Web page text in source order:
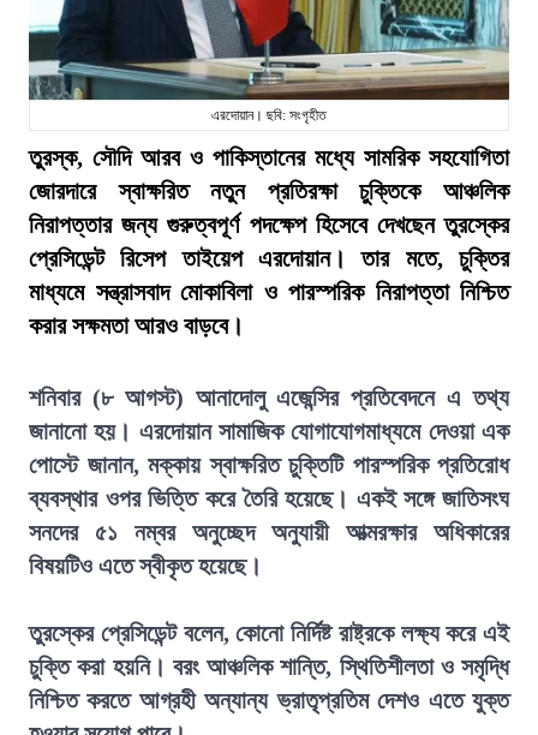
এরদোয়ান। ছবি: সংগৃহীত
তুরস্ক, সৌদি আরব ও পাকিস্তানের মধ্যে সামরিক সহযোগিতা
জোরদারে স্বাক্ষরিত নতুন প্রতিরক্ষা চুক্তিকে আঞ্চলিক
নিরাপত্তার জন্য গুরুত্বপূর্ণ পদক্ষেপ হিসেবে দেখছেন তুরস্কের
প্রেসিডেন্ট রিসেপ তাইয়েপ এরদোয়ান। তার মতে, চুক্তির
মাধ্যমে সন্ত্রাসবাদ মোকাবিলা ও পারস্পরিক নিরাপত্তা নিশ্চিত
করার সক্ষমতা আরও বাড়বে।
শনিবার (৮ আগস্ট) আনাদোলু এজেন্সির প্রতিবেদনে এ তথ্য
জানানো হয়। এরদোয়ান সামাজিক যোগাযোগমাধ্যমে দেওয়া এক
পোস্টে জানান, মক্কায় স্বাক্ষরিত চুক্তিটি পারস্পরিক প্রতিরোধ
ব্যবস্থার ওপর ভিত্তি করে তৈরি হয়েছে। একই সঙ্গে জাতিসংঘ
সনদের ৫১ নম্বর অনুচ্ছেদ অনুযায়ী আত্মরক্ষার অধিকারের
বিষয়টিও এতে স্বীকৃত হয়েছে।
তুরস্কের প্রেসিডেন্ট বলেন, কোনো নির্দিষ্ট রাষ্ট্রকে লক্ষ্য করে এই
চুক্তি করা হয়নি। বরং আঞ্চলিক শান্তি, স্থিতিশীলতা ও সমৃদ্ধি
নিশ্চিত করতে আগ্রহী অন্যান্য ভ্রাতৃপ্রতিম দেশও এতে যুক্ত